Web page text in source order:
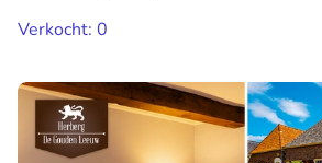
Verkocht: 0